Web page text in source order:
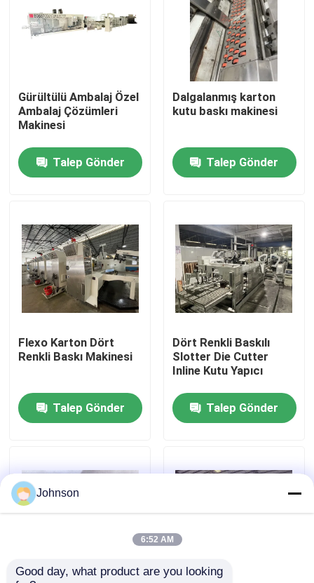
Ev
videolar
Hakkımızda
Fabrika turu
Kalite kontrol
Haberler
karton baskı makinesi
Gürültülü Ambalaj Özel
Ambalaj Çözümleri
Makinesi
Talep Gönder
Dalgalanmış karton
kutu baskı makinesi
Talep Gönder
Flexo Karton Dört
Renkli Baskı Makinesi
Talep Gönder
Dört Renkli Baskılı
Slotter Die Cutter
Inline Kutu Yapıcı
Talep Gönder
Johnson
6:52 AM
Good day, what product are you looking